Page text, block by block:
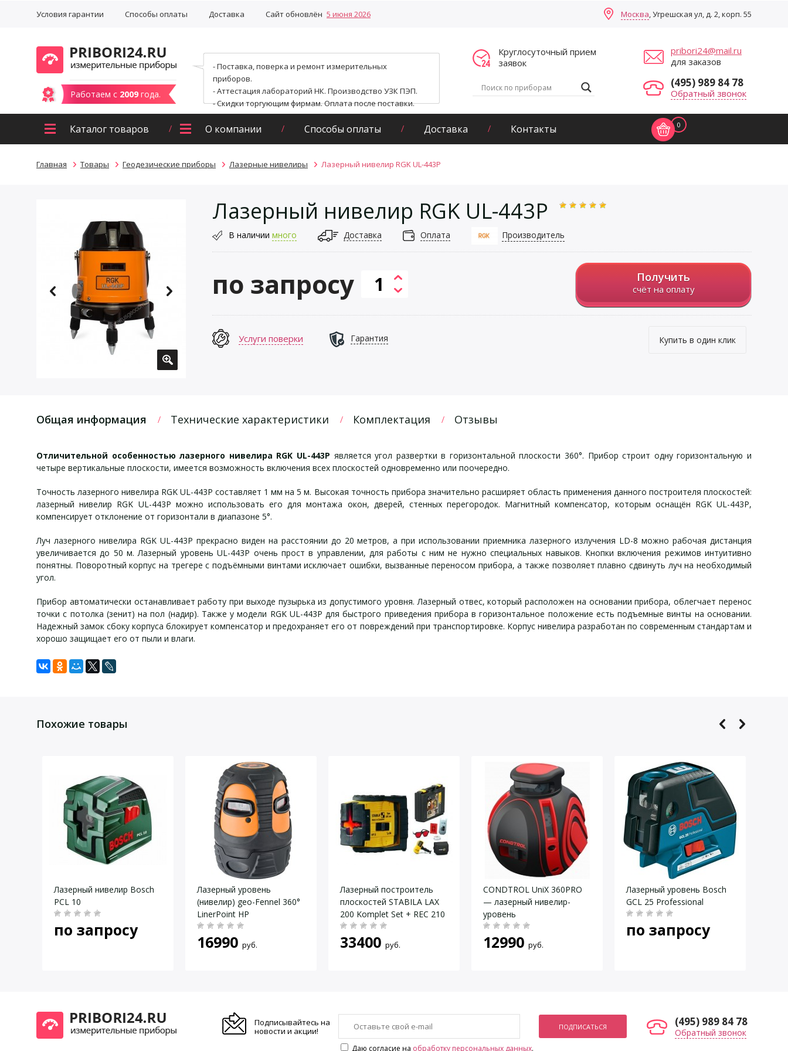
Условия гарантии Способы оплаты Доставка Сайт обновлён 5 июня 2026 Москва, Угрешская ул, д. 2, корп. 55
Работаем с 2009 года.
- Поставка, поверка и ремонт измерительных
приборов.
- Аттестация лабораторий НК. Производство УЗК ПЭП.
- Скидки торгующим фирмам. Оплата после поставки.
Круглосуточный прием
заявок
pribori24@mail.ru
для заказов
(495) 989 84 78
Обратный звонок
Каталог товаров О компании Способы оплаты Доставка Контакты 0
Главная Товары Геодезические приборы Лазерные нивелиры Лазерный нивелир RGK UL-443P
Лазерный нивелир RGK UL-443P
В наличии много Доставка Оплата Производитель
по запросу Получить
счёт на оплату
Купить в один клик
Услуги поверки Гарантия
Общая информация Технические характеристики Комплектация Отзывы
Отличительной особенностьюлазерного нивелира RGK UL-443P является угол развертки в горизонтальной плоскости 360°. Прибор строит одну горизонтальную и
четыре вертикальные плоскости, имеется возможность включения всех плоскостей одновременно или поочередно.
Точность лазерного нивелира RGK UL-443P составляет 1 мм на 5 м. Высокая точность прибора значительно расширяет область применения данного построителя плоскостей:
лазерный нивелир RGK UL-443P можно использовать его для монтажа окон, дверей, стенных перегородок. Магнитный компенсатор, которым оснащён RGK UL-443P,
компенсирует отклонение от горизонтали в диапазоне 5°.
Луч лазерного нивелира RGK UL-443P прекрасно виден на расстоянии до 20 метров, а при использовании приемника лазерного излучения LD-8 можно рабочая дистанция
увеличивается до 50 м. Лазерный уровень UL-443P очень прост в управлении, для работы с ним не нужно специальных навыков. Кнопки включения режимов интуитивно
понятны. Поворотный корпус на трегере с подъёмными винтами исключает ошибки, вызванные переносом прибора, а также позволяет плавно сдвинуть луч на необходимый
угол.
Прибор автоматически останавливает работу при выходе пузырька из допустимого уровня. Лазерный отвес, который расположен на основании прибора, облегчает перенос
точки с потолка (зенит) на пол (надир). Также у модели RGK UL-443P для быстрого приведения прибора в горизонтальное положение есть подъемные винты на основании.
Надежный замок сбоку корпуса блокирует компенсатор и предохраняет его от повреждений при транспортировке. Корпус нивелира разработан по современным стандартам и
хорошо защищает его от пыли и влаги.
Диапазон работы компенсатора
ударопрочный футляр — кейс,
инструкция на русском языке.
Даю согласие наобработку персональных данных.
Похожие товары
Лазерный нивелир Bosch
PCL 10
по запросу
Лазерный уровень
(нивелир) geo-Fennel 360°
LinerPoint HP
16990 руб.
Лазерный построитель
плоскостей STABILA LAX
200 Komplet Set + REC 210
33400 руб.
CONDTROL UniX 360PRO
— лазерный нивелир-
уровень
12990 руб.
Лазерный уровень Bosch
GCL 25 Professional
по запросу
Подписывайтесь на
новости и акции!
Даю согласие на обработку персональных данных.
(495) 989 84 78
Обратный звонок